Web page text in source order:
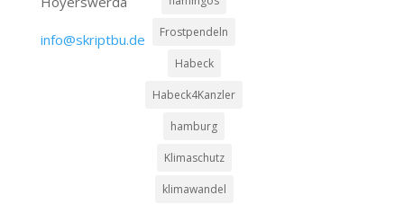
info@skriptbu.de Frostpendeln
Habeck
Habeck4Kanzler
hamburg
Klimaschutz
klimawandel